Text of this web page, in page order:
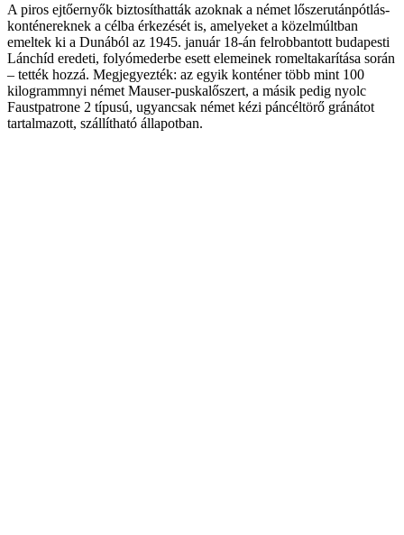
A piros ejtőernyők biztosíthatták azoknak a német lőszerutánpótlás-
konténereknek a célba érkezését is, amelyeket a közelmúltban
emeltek ki a Dunából az 1945. január 18-án felrobbantott budapesti
Lánchíd eredeti, folyómederbe esett elemeinek romeltakarítása során
– tették hozzá. Megjegyezték: az egyik konténer több mint 100
kilogrammnyi német Mauser-puskalőszert, a másik pedig nyolc
Faustpatrone 2 típusú, ugyancsak német kézi páncéltörő gránátot
tartalmazott, szállítható állapotban.